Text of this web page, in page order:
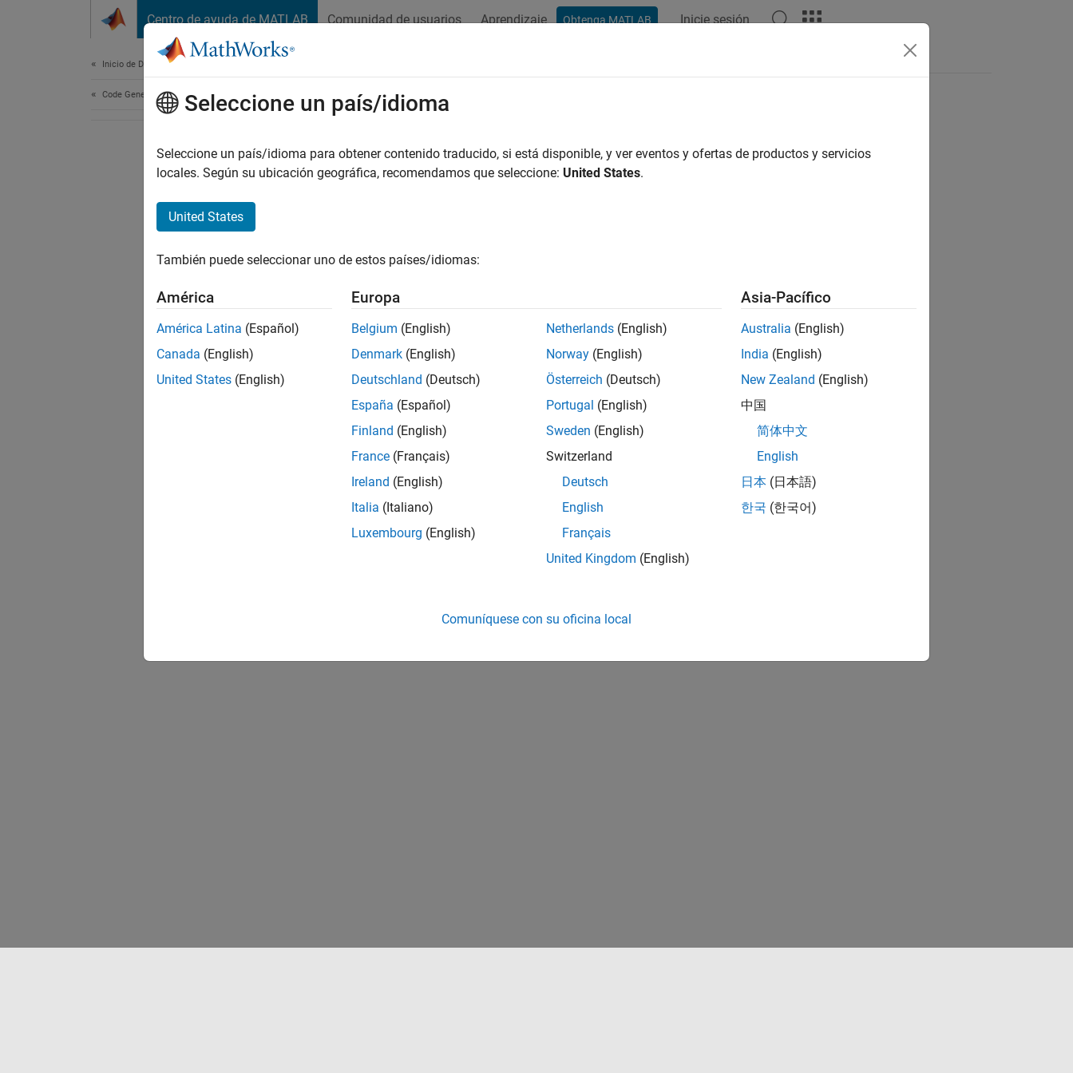
Centro de ayuda de MATLAB Comunidad de usuarios Aprendizaje Obtenga MATLAB Inicie sesión
Inicio de Documentación
Code Generation
How useful was this information?
Seleccione un país/idioma
Seleccione un país/idioma para obtener contenido traducido, si está disponible, y ver eventos y ofertas de productos y servicios
locales. Según su ubicación geográfica, recomendamos que seleccione: United States.
United States
También puede seleccionar uno de estos países/idiomas:
América
América Latina (Español)
Canada (English)
United States (English)
Europa
Belgium (English)
Denmark (English)
Deutschland (Deutsch)
España (Español)
Finland (English)
France (Français)
Ireland (English)
Italia (Italiano)
Luxembourg (English)
Netherlands (English)
Norway (English)
Österreich (Deutsch)
Portugal (English)
Sweden (English)
Switzerland
Deutsch
English
Français
United Kingdom (English)
Asia-Pacífico
Australia (English)
India (English)
New Zealand (English)
中国
简体中文
English
日本 (日本語)
한국 (한국어)
Comuníquese con su oficina local